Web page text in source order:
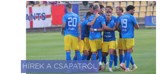
HÍREK A CSAPATRÓL